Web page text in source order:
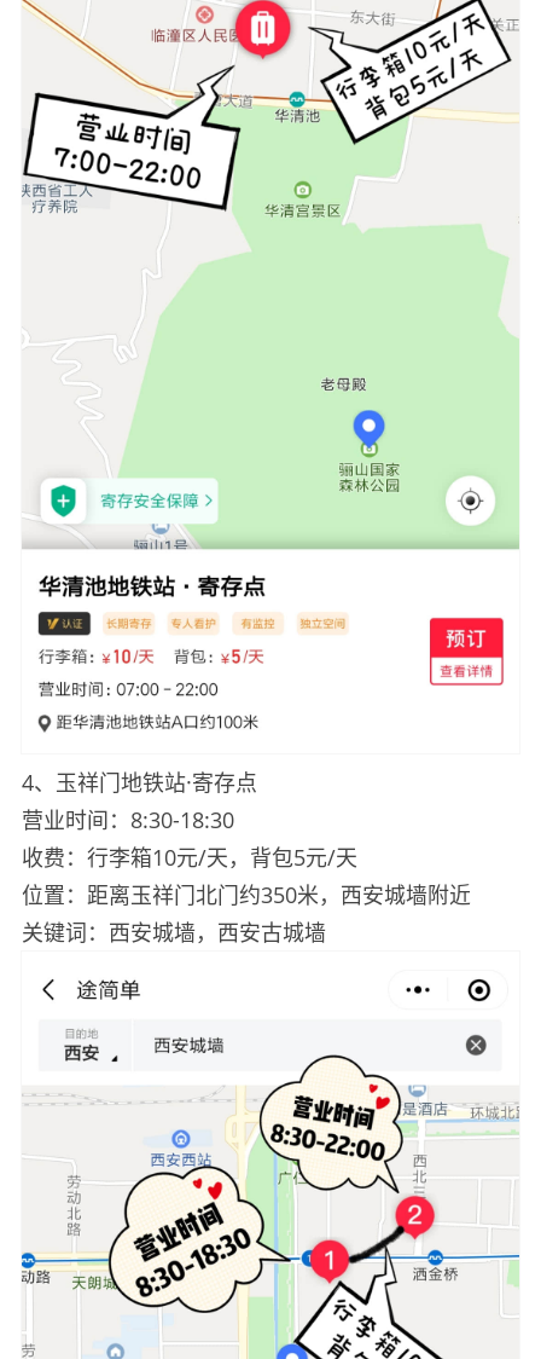
4、玉祥门地铁站·寄存点
营业时间：8:30-18:30
收费：行李箱10元/天，背包5元/天
位置：距离玉祥门北门约350米，西安城墙附近
关键词：西安城墙，西安古城墙